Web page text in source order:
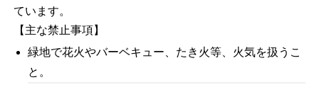
ています。
【主な禁止事項】
緑地で花火やバーベキュー、たき火等、火気を扱うこ
と。